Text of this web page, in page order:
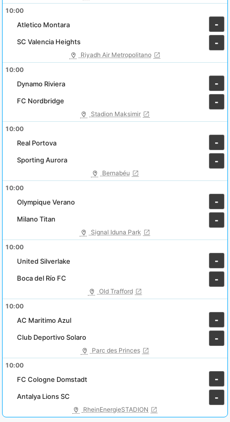
10:00
Atletico Montara
-
-
SC Valencia Heights
Riyadh Air Metropolitano
10:00
Dynamo Riviera
-
-
FC Nordbridge
Stadion Maksimir
10:00
Real Portova
-
-
Sporting Aurora
Bernabéu
10:00
Olympique Verano
-
-
Milano Titan
Signal Iduna Park
10:00
United Silverlake
-
-
Boca del Río FC
Old Trafford
10:00
AC Maritimo Azul
-
-
Club Deportivo Solaro
Parc des Princes
10:00
FC Cologne Domstadt
-
-
Antalya Lions SC
RheinEnergieSTADION